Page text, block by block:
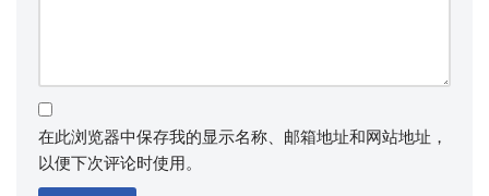
在此浏览器中保存我的显示名称、邮箱地址和网站地址，
以便下次评论时使用。